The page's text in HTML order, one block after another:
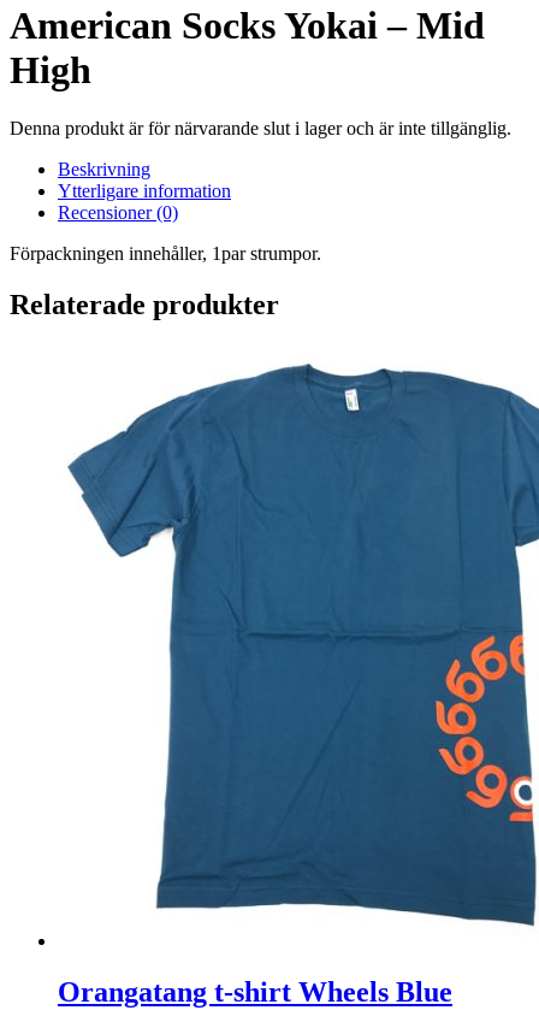
American Socks Yokai – Mid
High
Denna produkt är för närvarande slut i lager och är inte tillgänglig.
Beskrivning
Ytterligare information
Recensioner (0)
Förpackningen innehåller, 1par strumpor.
Relaterade produkter
Orangatang t-shirt Wheels Blue